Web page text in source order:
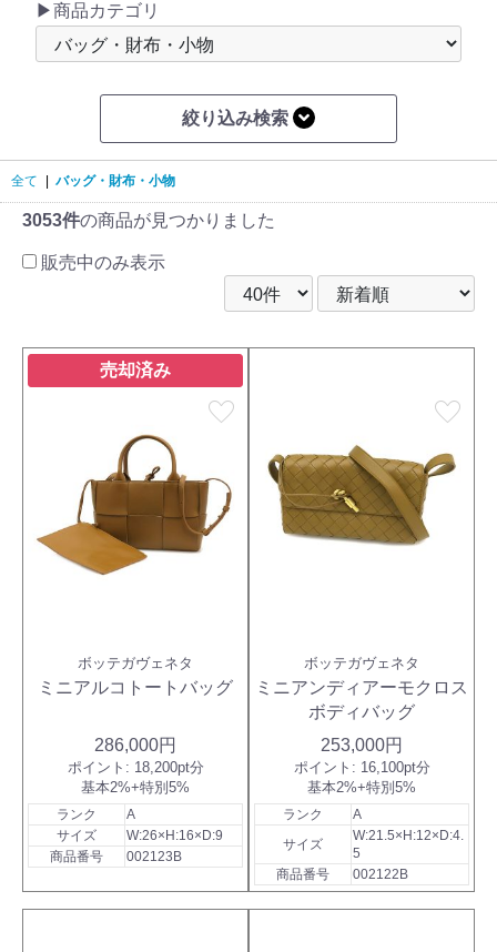
▶商品カテゴリ
絞り込み検索
全て バッグ・財布・小物
3053件の商品が見つかりました
販売中のみ表示
売却済み
favorite
ボッテガヴェネタ
ミニアルコトートバッグ
286,000円
ポイント: 18,200pt分
基本2%+特別5%
ランク
A
サイズ
W:26×H:16×D:9
商品番号
002123B
favorite
ボッテガヴェネタ
ミニアンディアーモクロス
ボディバッグ
253,000円
ポイント: 16,100pt分
基本2%+特別5%
ランク
A
サイズ
W:21.5×H:12×D:4.
5
商品番号
002122B